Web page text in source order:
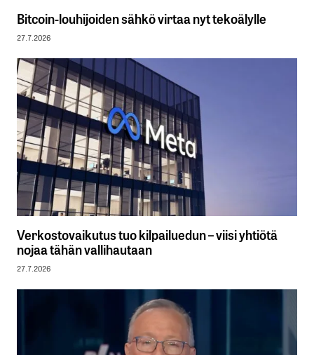
Bitcoin-louhijoiden sähkö virtaa nyt tekoälylle
27.7.2026
Verkostovaikutus tuo kilpailuedun – viisi yhtiötä
nojaa tähän vallihautaan
27.7.2026